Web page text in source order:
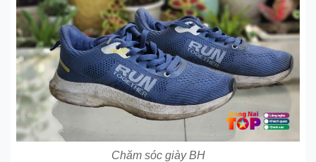
Chăm sóc giày BH